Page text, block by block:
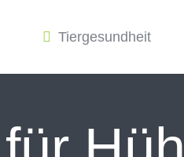
Tiergesundheit